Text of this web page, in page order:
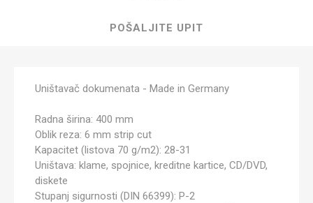
POŠALJITE UPIT
Uništavač dokumenata - Made in Germany
Radna širina: 400 mm
Oblik reza: 6 mm strip cut
Kapacitet (listova 70 g/m2): 28-31
Uništava: klame, spojnice, kreditne kartice, CD/DVD,
diskete
Stupanj sigurnosti (DIN 66399): P-2